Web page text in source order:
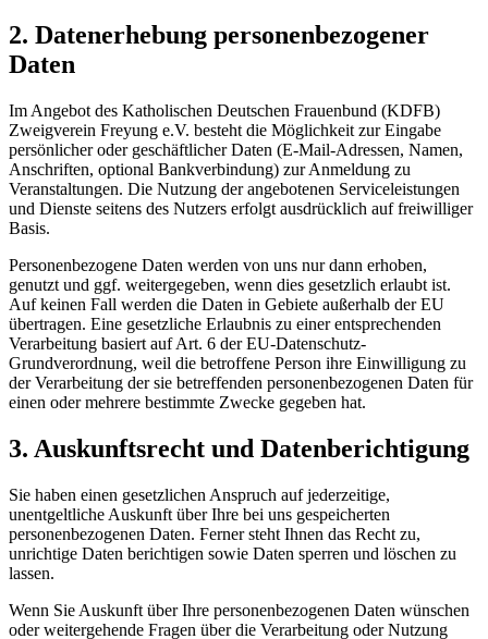
2. Datenerhebung personenbezogener
Daten
Im Angebot des Katholischen Deutschen Frauenbund (KDFB)
Zweigverein Freyung e.V. besteht die Möglichkeit zur Eingabe
persönlicher oder geschäftlicher Daten (E-Mail-Adressen, Namen,
Anschriften, optional Bankverbindung) zur Anmeldung zu
Veranstaltungen. Die Nutzung der angebotenen Serviceleistungen
und Dienste seitens des Nutzers erfolgt ausdrücklich auf freiwilliger
Basis.
Personenbezogene Daten werden von uns nur dann erhoben,
genutzt und ggf. weitergegeben, wenn dies gesetzlich erlaubt ist.
Auf keinen Fall werden die Daten in Gebiete außerhalb der EU
übertragen. Eine gesetzliche Erlaubnis zu einer entsprechenden
Verarbeitung basiert auf Art. 6 der EU-Datenschutz-
Grundverordnung, weil die betroffene Person ihre Einwilligung zu
der Verarbeitung der sie betreffenden personenbezogenen Daten für
einen oder mehrere bestimmte Zwecke gegeben hat.
3. Auskunftsrecht und Datenberichtigung
Sie haben einen gesetzlichen Anspruch auf jederzeitige,
unentgeltliche Auskunft über Ihre bei uns gespeicherten
personenbezogenen Daten. Ferner steht Ihnen das Recht zu,
unrichtige Daten berichtigen sowie Daten sperren und löschen zu
lassen.
Wenn Sie Auskunft über Ihre personenbezogenen Daten wünschen
oder weitergehende Fragen über die Verarbeitung oder Nutzung